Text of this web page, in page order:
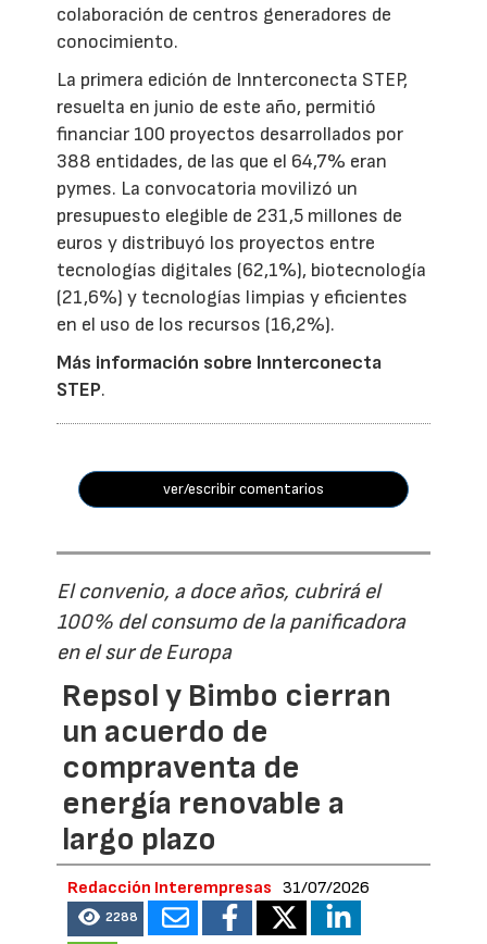
colaboración de centros generadores de
conocimiento.
La primera edición de Innterconecta STEP,
resuelta en junio de este año, permitió
financiar 100 proyectos desarrollados por
388 entidades, de las que el 64,7% eran
pymes. La convocatoria movilizó un
presupuesto elegible de 231,5 millones de
euros y distribuyó los proyectos entre
tecnologías digitales (62,1%), biotecnología
(21,6%) y tecnologías limpias y eficientes
en el uso de los recursos (16,2%).
Más información sobre Innterconecta
STEP.
ver/escribir comentarios
El convenio, a doce años, cubrirá el
100% del consumo de la panificadora
en el sur de Europa
Repsol y Bimbo cierran
un acuerdo de
compraventa de
energía renovable a
largo plazo
Redacción Interempresas 31/07/2026
2288